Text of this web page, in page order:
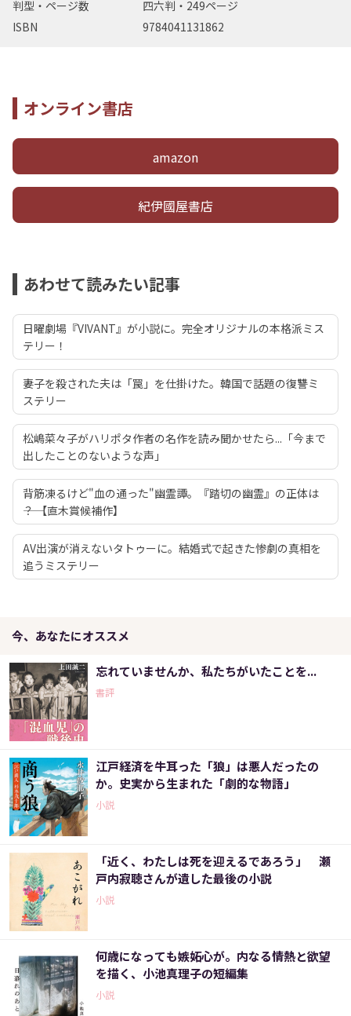
判型・ページ数
四六判・249ページ
ISBN
9784041131862
オンライン書店
amazon
紀伊國屋書店
あわせて読みたい記事
日曜劇場『VIVANT』が小説に。完全オリジナルの本格派ミス
テリー！
妻子を殺された夫は「罠」を仕掛けた。韓国で話題の復讐ミ
ステリー
松嶋菜々子がハリポタ作者の名作を読み聞かせたら...「今まで
出したことのないような声」
背筋凍るけど"血の通った"幽霊譚。『踏切の幽霊』の正体は
――？ 【直木賞候補作】
AV出演が消えないタトゥーに。結婚式で起きた惨劇の真相を
追うミステリー
今、あなたにオススメ
忘れていませんか、私たちがいたことを...
書評
江戸経済を牛耳った「狼」は悪人だったの
か。史実から生まれた「劇的な物語」
小説
「近く、わたしは死を迎えるであろう」 瀬
戸内寂聴さんが遺した最後の小説
小説
何歳になっても嫉妬心が。内なる情熱と欲望
を描く、小池真理子の短編集
小説